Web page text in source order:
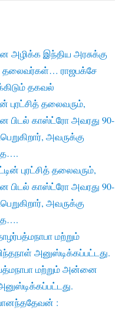
அழிக்க இந்திய அரசுக்கு
தலைவர்கள்… ராஜபக்சே
தகவல்
புரட்சித் தலைவரும்,
பிடல் காஸ்ட்ரோ அவரது 90-
அவருக்கு
புரட்சித் தலைவரும்,
பிடல் காஸ்ட்ரோ அவரது 90-
அவருக்கு
மற்றும்
அனுஸ்டிக்கப்பட்டது.
மற்றும் அன்னை
: